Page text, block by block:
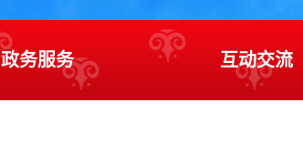
政务服务 互动交流